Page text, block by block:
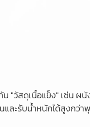
"วัสดุเนื้อแข็ง" เช่น ผ
ละรับน้ำหนักได้สูงกว่